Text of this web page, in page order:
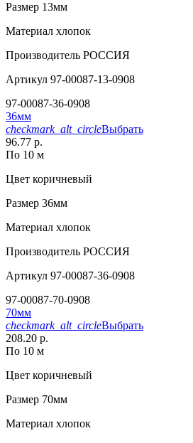
Размер 13мм
Материал хлопок
Производитель РОССИЯ
Артикул 97-00087-13-0908
97-00087-36-0908
36мм
checkmark_alt_circleВыбрать
96.77 р.
По 10 м
Цвет коричневый
Размер 36мм
Материал хлопок
Производитель РОССИЯ
Артикул 97-00087-36-0908
97-00087-70-0908
70мм
checkmark_alt_circleВыбрать
208.20 р.
По 10 м
Цвет коричневый
Размер 70мм
Материал хлопок